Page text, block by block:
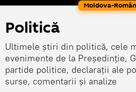
Moldova-
Politică
Ultimele știri din politică, cele
evenimente de la Președinție,
partide politice, declarații ale
surse, comentarii și analize